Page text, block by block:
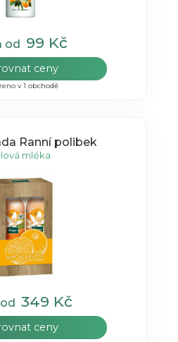
od 99 Kč
ceny
v 1 obchodě
Ranní polibek
mléka
od349 Kč
ceny